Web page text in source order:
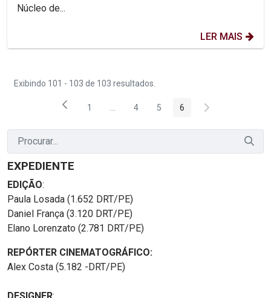
Núcleo de...
LER MAIS
Exibindo 101 - 103 de 103 resultados.
Página
1 Páginas intermediárias Usar ABA para
Página
4 Página
5 Página
6
EXPEDIENTE
EDIÇÃO:
Paula Losada (1.652 DRT/PE)
Daniel França (3.120 DRT/PE)
Elano Lorenzato (2.781 DRT/PE)
REPÓRTER CINEMATOGRÁFICO:
Alex Costa (5.182 -DRT/PE)
DESIGNER: